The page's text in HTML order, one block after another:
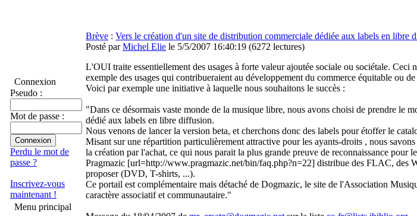
Connexion
Pseudo :
Mot de passe :
Perdu le mot de
passe ?
Inscrivez-vous
maintenant !
Menu principal
Brève : Vers le création d'un site de distribution commerciale dédiée aux labels en libre
Posté parMichel Elie le 5/5/2007 16:40:19 (6272 lectures)
L'OUI traite essentiellement des usages à forte valeur ajoutée sociale ou sociétale.
exemple des usages qui contribueraient au développement du commerce équitable ou
Voici par exemple une initiative à laquelle nous souhaitons le succès :
"Dans ce désormais vaste monde de la musique libre, nous avons choisi de prendre le
dédié aux labels en libre diffusion.
Nous venons de lancer la version beta, et cherchons donc des labels pour étoffer le
Misant sur une répartition particulièrement attractive pour les ayants-droits , nous
la création par l'achat, ce qui nous parait la plus grande preuve de reconnaissance pour
Pragmazic [url=http://www.pragmazic.net/bin/faq.php?n=22] distribue des FLAC, des
proposer (DVD, T-shirts, ...).
Ce portail est complémentaire mais détaché de Dogmazic, le site de l'Association
caractère associatif et communautaire."